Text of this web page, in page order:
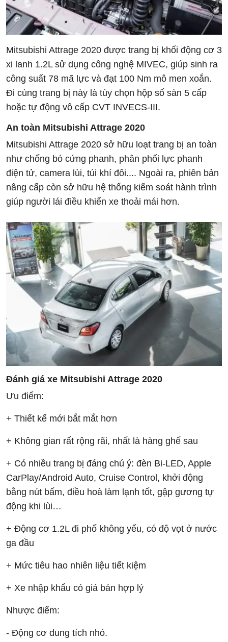
Mitsubishi Attrage 2020 được trang bị khối động cơ 3
xi lanh 1.2L sử dụng công nghệ MIVEC, giúp sinh ra
công suất 78 mã lực và đạt 100 Nm mô men xoắn.
Đi cùng trang bị này là tùy chọn hộp số sàn 5 cấp
hoặc tự động vô cấp CVT INVECS-III.
An toàn Mitsubishi Attrage 2020
Mitsubishi Attrage 2020 sở hữu loạt trang bị an toàn
như chống bó cứng phanh, phân phối lực phanh
điện tử, camera lùi, túi khí đôi.... Ngoài ra, phiên bản
nâng cấp còn sở hữu hệ thống kiểm soát hành trình
giúp người lái điều khiển xe thoải mái hơn.
Đánh giá xe Mitsubishi Attrage 2020
Ưu điểm:
+ Thiết kế mới bắt mắt hơn
+ Không gian rất rộng rãi, nhất là hàng ghế sau
+ Có nhiều trang bị đáng chú ý: đèn Bi-LED, Apple
CarPlay/Android Auto, Cruise Control, khởi động
bằng nút bấm, điều hoà làm lạnh tốt, gập gương tự
động khi lùi…
+ Động cơ 1.2L đi phố không yếu, có độ vọt ở nước
ga đầu
+ Mức tiêu hao nhiên liệu tiết kiệm
+ Xe nhập khẩu có giá bán hợp lý
Nhược điểm:
- Động cơ dung tích nhỏ.